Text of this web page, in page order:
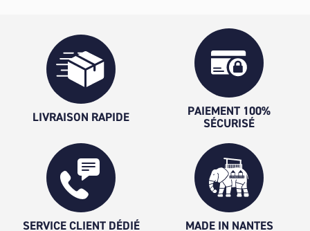
LIVRAISON RAPIDE
PAIEMENT 100%
SÉCURISÉ
SERVICE CLIENT DÉDIÉ MADE IN NANTES